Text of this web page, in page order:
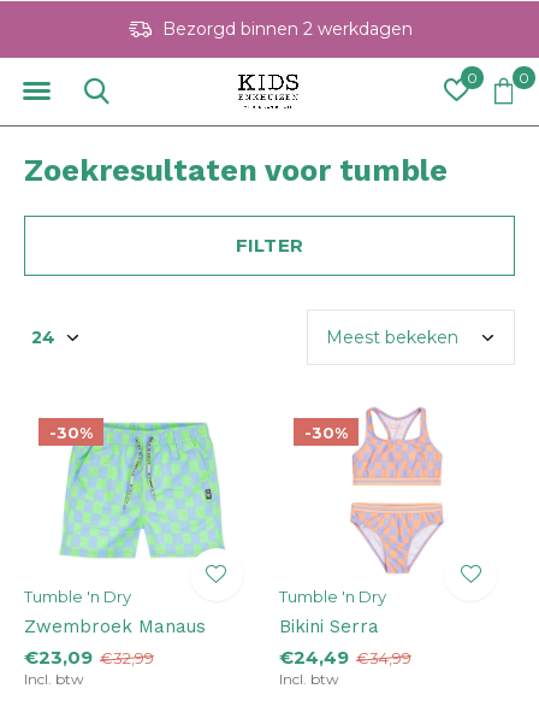
0 0
Bezorgd binnen 2 werkdagen
Zoekresultaten voor tumble
FILTER
-30%
Tumble 'n Dry
Zwembroek Manaus
€23,09 €32,99
Incl. btw
-30%
Tumble 'n Dry
Bikini Serra
€24,49 €34,99
Incl. btw